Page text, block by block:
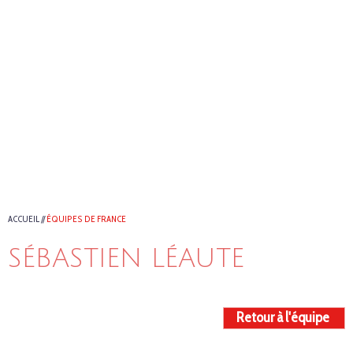
ACCUEIL//ÉQUIPES DE FRANCE
SÉBASTIEN LÉAUTE
Retour à l'équipe